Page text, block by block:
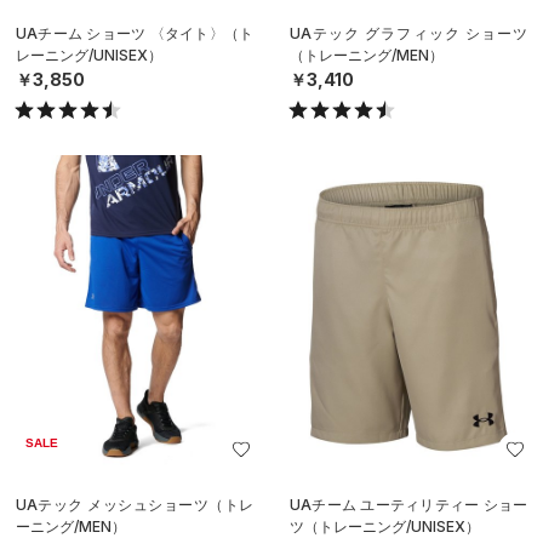
UAチーム ショーツ 〈タイト〉（ト
レーニング/UNISEX）
￥3,850
UAテック グラフィック ショーツ
（トレーニング/MEN）
￥3,410
SALE
UAテック メッシュショーツ（トレ
ーニング/MEN）
UAチーム ユーティリティー ショー
ツ（トレーニング/UNISEX）